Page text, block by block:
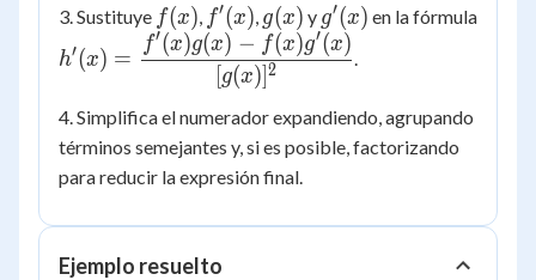
3. Sustituye f(x)
f(x), f'(x)
f′(x), g(x)
g(x) y g'(x)
g′(x) en la fórmula
h'(x) =
\dfrac{f'(x)g(x)
{[g(x)]^2}
h′(x) =
[g(x)]2
f′(x)g(x) − f(x)g′(x)
.
4. Simplifica el numerador expandiendo, agrupando
términos semejantes y, si es posible, factorizando
para reducir la expresión final.
Ejemplo resuelto